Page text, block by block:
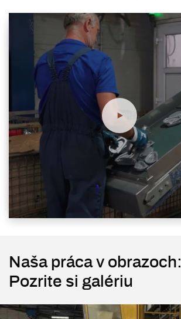
Naša práca v obrazoch:
Pozrite si galériu